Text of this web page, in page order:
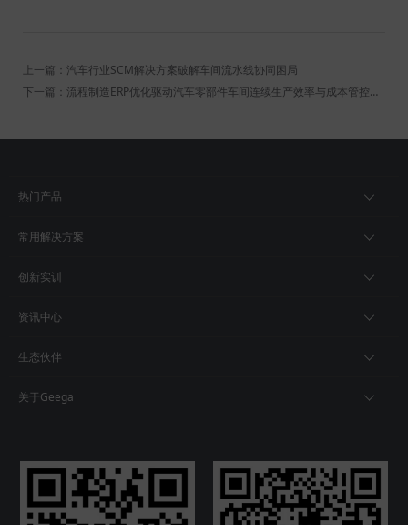
上一篇：汽车行业SCM解决方案破解车间流水线协同困局
下一篇：流程制造ERP优化驱动汽车零部件车间连续生产效率与成本管控升级
热门产品
常用解决方案
创新实训
资讯中心
生态伙伴
关于Geega